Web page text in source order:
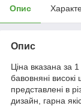
Опис
Опис
Ціна вказана за
бавовняні високі
представлені в
дизайн, гарна